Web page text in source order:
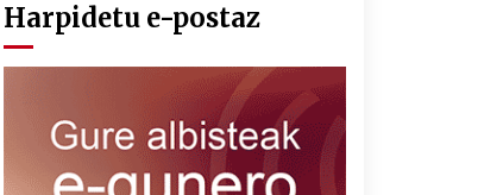
Harpidetu e-postaz